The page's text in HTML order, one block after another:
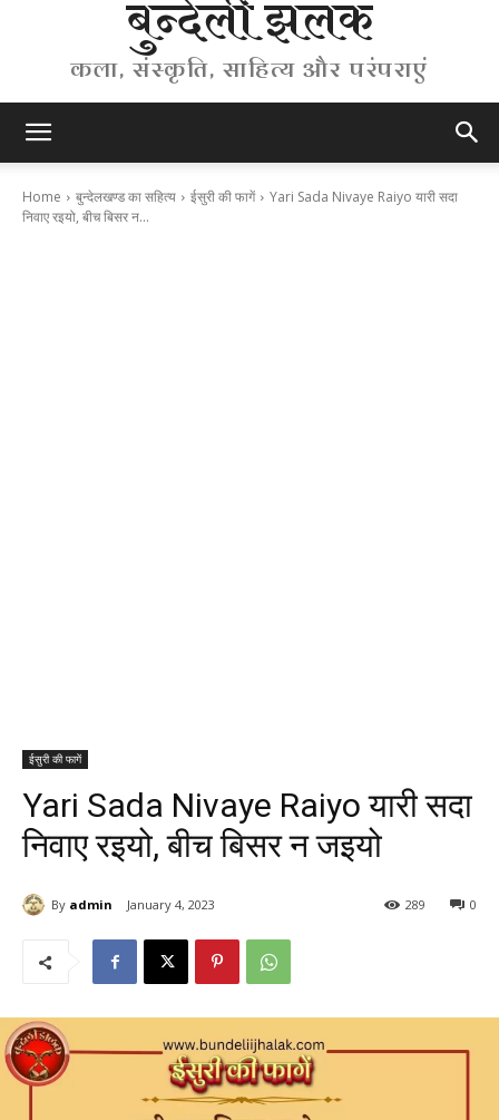
बुन्देली झलक
कला, संस्कृति, साहित्य और परंपराएं
Home बुन्देलखण्ड का सहित्य ईसुरी की फागें
Yari Sada Nivaye Raiyo यारी सदा
निवाए रइयो, बीच बिसर न...
ईसुरी की फागें
Yari Sada Nivaye Raiyo यारी सदा
निवाए रइयो, बीच बिसर न जइयो
By admin January 4, 2023 0
289